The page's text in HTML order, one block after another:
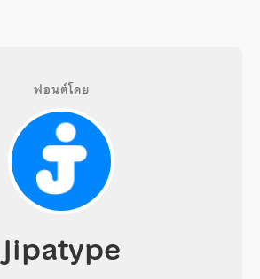
ฟอนต์โดย
Jipatype